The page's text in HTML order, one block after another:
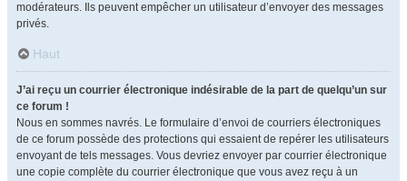
modérateurs. Ils peuvent empêcher un utilisateur d’envoyer des messages
privés.
Haut
J’ai reçu un courrier électronique indésirable de la part de quelqu’un sur
ce forum !
Nous en sommes navrés. Le formulaire d’envoi de courriers électroniques
de ce forum possède des protections qui essaient de repérer les utilisateurs
envoyant de tels messages. Vous devriez envoyer par courrier électronique
une copie complète du courrier électronique que vous avez reçu à un